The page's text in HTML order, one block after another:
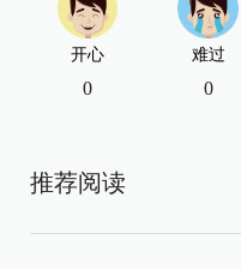
开心
0
难过
0
推荐阅读